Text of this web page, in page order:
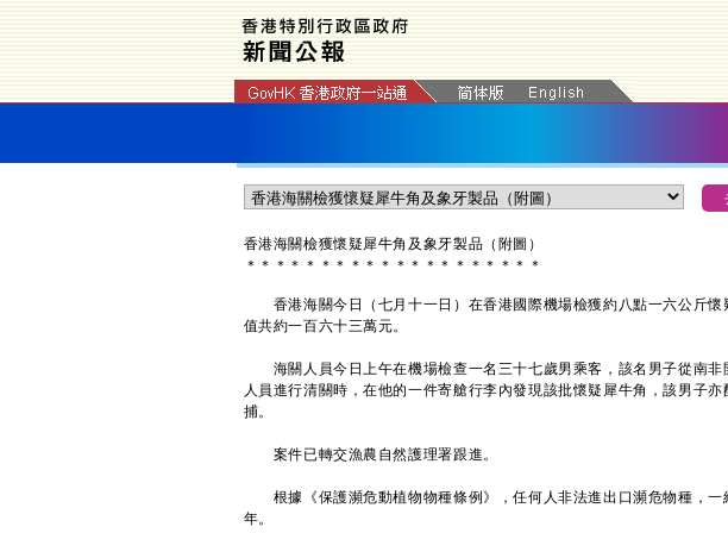
香港海關檢獲懷疑犀牛角及象牙製品（附圖）
＊ ＊ ＊ ＊ ＊ ＊ ＊ ＊ ＊ ＊ ＊ ＊ ＊ ＊ ＊ ＊ ＊ ＊ ＊ ＊
香港海關今日（七月十一日）在香港國際機場檢獲約八點一六公斤懷
值共約一百六十三萬元。
海關人員今日上午在機場檢查一名三十七歲男乘客，該名男子從南非
人員進行清關時，在他的一件寄艙行李內發現該批懷疑犀牛角，該男子
捕。
案件已轉交漁農自然護理署跟進。
根據《保護瀕危動植物物種條例》，任何人非法進出口瀕危物種，一
年。